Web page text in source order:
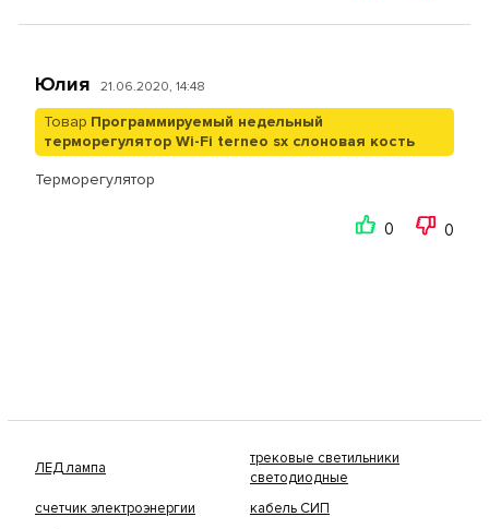
Юлия 21.06.2020, 14:48
Товар Программируемый недельный
терморегулятор Wi-Fi terneo sx слоновая кость
Терморегулятор
0 0
ЛЕД лампа
трековые светильники
светодиодные
счетчик электроэнергии
кабель СИП